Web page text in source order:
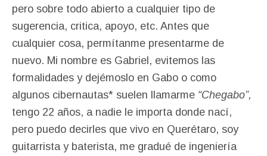
pero sobre todo abierto a cualquier tipo de
sugerencia, critica, apoyo, etc. Antes que
cualquier cosa, permítanme presentarme de
nuevo. Mi nombre es Gabriel, evitemos las
formalidades y dejémoslo en Gabo o como
algunos cibernautas* suelen llamarme “Chegabo”,
tengo 22 años, a nadie le importa donde nací,
pero puedo decirles que vivo en Querétaro, soy
guitarrista y baterista, me gradué de ingeniería